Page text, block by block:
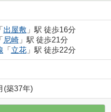
「 出屋敷 」駅 徒歩16分
「 尼崎」駅 徒歩21分
「 立花」駅 徒歩22分
(築37年)